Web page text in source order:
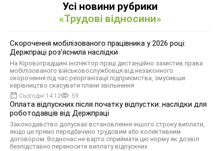
Усі новини рубрики
«Трудові відносини»
Скорочення мобілізованого працівника у 2026 році:
Держпраці роз'яснила наслідки
На Кіровоградщині інспектор праці дистанційно захистив права
мобілізованого військовослужбовця від незаконного
скорочення під час реорганізації підприємства, змусивши
керівництво скасувати плани звільнення
Сьогодні 14:12 59
Оплата відпускних після початку відпустки: наслідки для
роботодавців від Держпраці
Законодавство допускає встановлення іншого строку виплати,
якщо це прямо передбачено трудовим або колективним
договором. Водночас не варто сприймати цю норму як дозвіл
безпідставно переносити виплату відпускних